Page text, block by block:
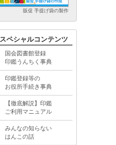
販促 手提げ袋の製作
スペシャルコンテンツ
国会図書館登録
印鑑うんちく事典
印鑑登録等の
お役所手続き事典
【徹底解説】印鑑
ご利用マニュアル
みんなの知らない
はんこの話